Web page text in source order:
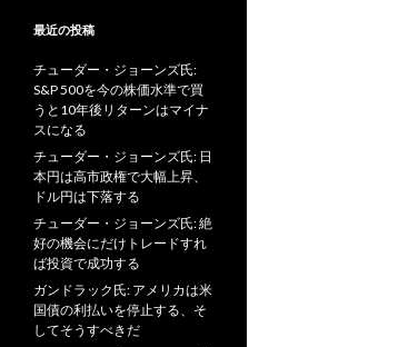
最近の投稿
チューダー・ジョーンズ氏:
S&P 500を今の株価水準で買
うと10年後リターンはマイナ
スになる
チューダー・ジョーンズ氏: 日
本円は高市政権で大幅上昇、
ドル円は下落する
チューダー・ジョーンズ氏: 絶
好の機会にだけトレードすれ
ば投資で成功する
ガンドラック氏: アメリカは米
国債の利払いを停止する、そ
してそうすべきだ